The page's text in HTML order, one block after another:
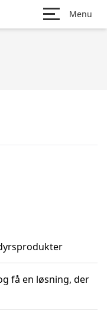
Menu
få en løsning, der